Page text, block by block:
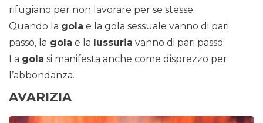
rifugiano per non lavorare per se stesse.
Quando la gola e la gola sessuale vanno di pari
passo, la gola e la lussuria vanno di pari passo.
La gola si manifesta anche come disprezzo per
l’abbondanza.
AVARIZIA